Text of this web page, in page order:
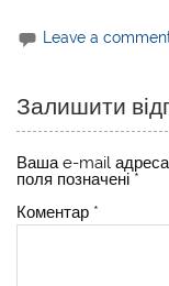
Leave a
Залишити
Ваша e-mail
поля позначені *
Коментар *